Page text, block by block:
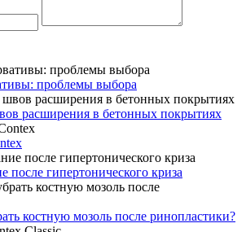
проблемы выбора
расширения в бетонных покрытиях
после гипертонического криза
костную мозоль после ринопластики?